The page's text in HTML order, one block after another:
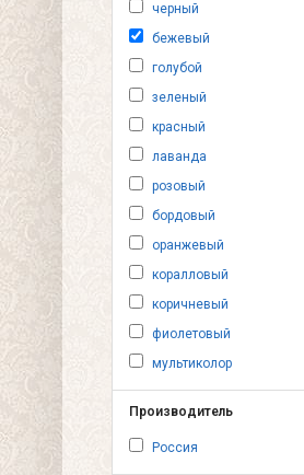
черный
бежевый
голубой
зеленый
красный
лаванда
розовый
бордовый
оранжевый
коралловый
коричневый
фиолетовый
мультиколор
Производитель
Россия